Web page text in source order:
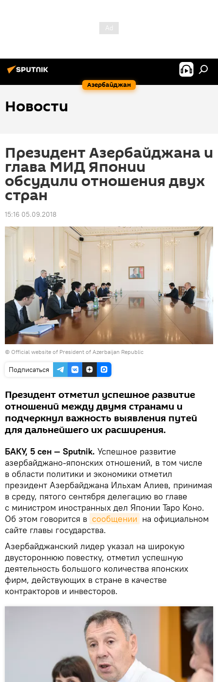
Азербайджан
Новости
Президент Азербайджана и
глава МИД Японии
обсудили отношения двух
стран
15:16 05.09.2018
© Official website of President of Azerbaijan Republic
Подписаться
Президент отметил успешное развитие
отношений между двумя странами и
подчеркнул важность выявления путей
для дальнейшего их расширения.
БАКУ, 5 сен — Sputnik. Успешное развитие
азербайджано-японских отношений, в том числе
в области политики и экономики отметил
президент Азербайджана Ильхам Алиев, принимая
в среду, пятого сентября делегацию во главе
с министром иностранных дел Японии Таро Коно.
Об этом говорится в сообщении на официальном
сайте главы государства.
Азербайджанский лидер указал на широкую
двустороннюю повестку, отметил успешную
деятельность большого количества японских
фирм, действующих в стране в качестве
контракторов и инвесторов.